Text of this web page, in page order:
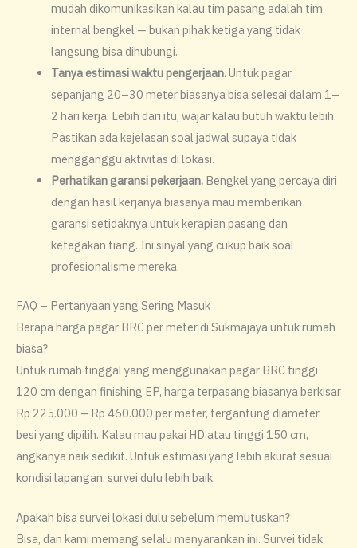
mudah dikomunikasikan kalau tim pasang adalah tim
internal bengkel — bukan pihak ketiga yang tidak
langsung bisa dihubungi.
Tanya estimasi waktu pengerjaan.Untuk pagar
sepanjang 20–30 meter biasanya bisa selesai dalam 1–
2 hari kerja. Lebih dari itu, wajar kalau butuh waktu lebih.
Pastikan ada kejelasan soal jadwal supaya tidak
mengganggu aktivitas di lokasi.
Perhatikan garansi pekerjaan.Bengkel yang percaya diri
dengan hasil kerjanya biasanya mau memberikan
garansi setidaknya untuk kerapian pasang dan
ketegakan tiang. Ini sinyal yang cukup baik soal
profesionalisme mereka.
FAQ – Pertanyaan yang Sering Masuk
Berapa harga pagar BRC per meter di Sukmajaya untuk rumah
biasa?
Untuk rumah tinggal yang menggunakan pagar BRC tinggi
120 cm dengan finishing EP, harga terpasang biasanya berkisar
Rp 225.000 – Rp 460.000 per meter, tergantung diameter
besi yang dipilih. Kalau mau pakai HD atau tinggi 150 cm,
angkanya naik sedikit. Untuk estimasi yang lebih akurat sesuai
kondisi lapangan, survei dulu lebih baik.
Apakah bisa survei lokasi dulu sebelum memutuskan?
Bisa, dan kami memang selalu menyarankan ini. Survei tidak